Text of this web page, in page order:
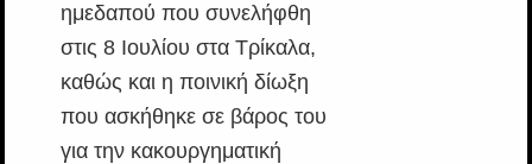
ημεδαπού που συνελήφθη
στις 8 Ιουλίου στα Τρίκαλα,
καθώς και η ποινική δίωξη
που ασκήθηκε σε βάρος του
για την κακουργηματική